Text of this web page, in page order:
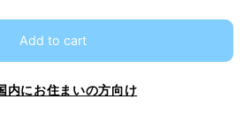
Add to cart
内にお住まいの方向け